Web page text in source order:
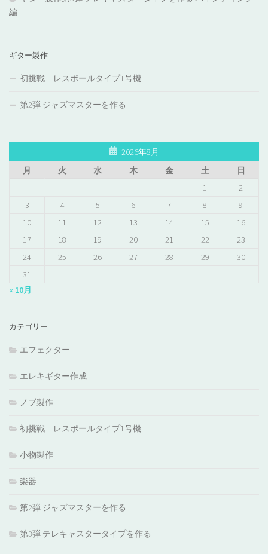
編
ギター製作
初挑戦 レスポールタイプ1号機
第2弾 ジャズマスターを作る
2026年8月
月
火 水 木 金 土
日
1
2
3
4 5 6 7 8
9
10
11 12 13 14 15
16
17
18 19 20 21 22
23
24
25 26 27 28 29
30
31
« 10月
カテゴリー
エフェクター
エレキギター作成
ノブ製作
初挑戦 レスポールタイプ1号機
小物製作
楽器
第2弾 ジャズマスターを作る
第3弾 テレキャスタータイプを作る